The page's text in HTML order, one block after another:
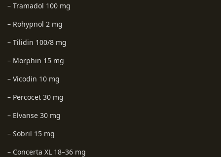
– Tramadol 100 mg
– Rohypnol 2 mg
– Tilidin 100/8 mg
– Morphin 15 mg
– Vicodin 10 mg
– Percocet 30 mg
– Elvanse 30 mg
– Sobril 15 mg
– Concerta XL 18–36 mg